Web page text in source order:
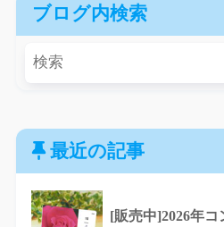
ブログ内検索
最近の記事
[販売中]2026年